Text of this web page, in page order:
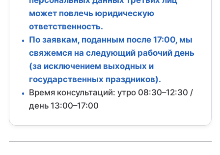
может повлечь юридическую
ответственность.
По заявкам, поданным после 17:00, мы
свяжемся на следующий рабочий день
(за исключением выходных и
государственных праздников).
Время консультаций: утро 08:30–12:30 /
день 13:00–17:00